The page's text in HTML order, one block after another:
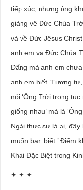
tiếp xúc, nhưng ông
giảng về Đức Chúa
và về Đức Jêsus
anh em và Đức Chúa
Đấng mà anh em
anh em biết.’Tương
nói ‘Ông Trời trong
giống nhau’ mà là
Ngài thực sự là ai, đây
muốn bạn biết.’ Điểm
Khải Đặc Biệt trong
✦ ✦ ✦